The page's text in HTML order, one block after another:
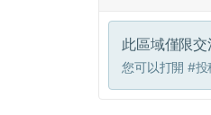
此區域僅限
您可以打開 #投